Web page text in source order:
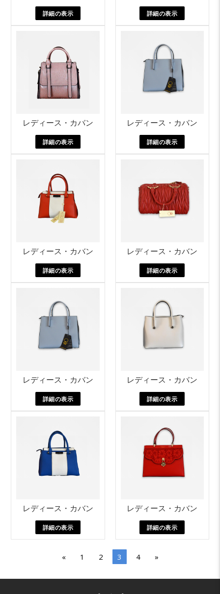
詳細の表示 詳細の表示
レディース・カバン
詳細の表示
レディース・カバン
詳細の表示
レディース・カバン
詳細の表示
レディース・カバン
詳細の表示
レディース・カバン
詳細の表示
レディース・カバン
詳細の表示
レディース・カバン
詳細の表示
レディース・カバン
詳細の表示
« 1 2 3 4 »